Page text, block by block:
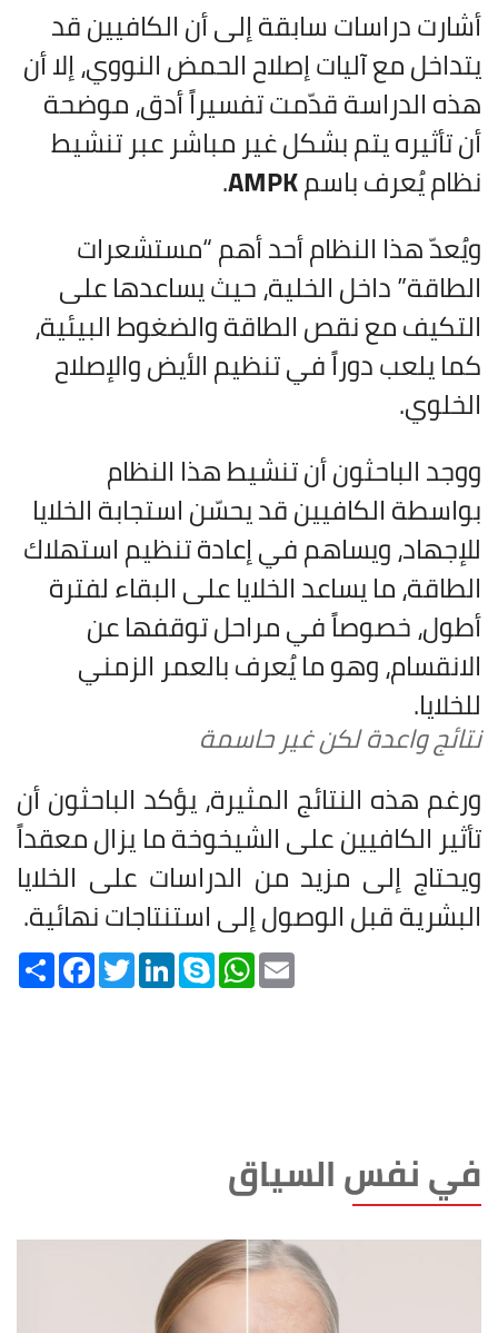
أشارت دراسات سابقة إلى أن الكافيين قد
يتداخل مع آليات إصلاح الحمض النووي، إلا أن
هذه الدراسة قدّمت تفسيراً أدق، موضحة
أن تأثيره يتم بشكل غير مباشر عبر تنشيط
نظام يُعرف باسمAMPK
.
ويُعدّ هذا النظام أحد أهم “مستشعرات
الطاقة” داخل الخلية، حيث يساعدها على
التكيف مع نقص الطاقة والضغوط البيئية،
كما يلعب دوراً في تنظيم الأيض والإصلاح
الخلوي.
ووجد الباحثون أن تنشيط هذا النظام
بواسطة الكافيين قد يحسّن استجابة الخلايا
للإجهاد، ويساهم في إعادة تنظيم استهلاك
الطاقة، ما يساعد الخلايا على البقاء لفترة
أطول، خصوصاً في مراحل توقفها عن
الانقسام، وهو ما يُعرف بالعمر الزمني
للخلايا.
نتائج واعدة لكن غير حاسمة
ورغم هذه النتائج المثيرة، يؤكد الباحثون أن
تأثير الكافيين على الشيخوخة ما يزال معقداً
ويحتاج إلى مزيد من الدراسات على الخلايا
البشرية قبل الوصول إلى استنتاجات نهائية.
Share FacebookTwitterLinkedInSkype WhatsApp
في نفس السياق